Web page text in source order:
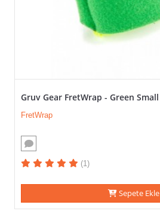
Gruv Gear FretWrap - Green Small
FretWrap
(1)
Sepete Ekle